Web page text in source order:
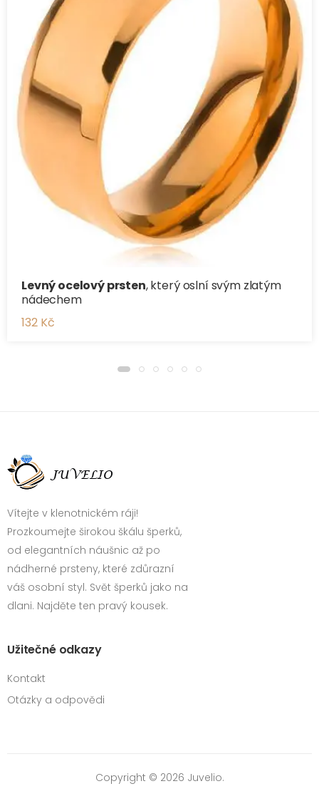
Levný ocelový prsten, který oslní svým zlatým
nádechem
132 Kč
Vítejte v klenotnickém ráji!
Prozkoumejte širokou škálu šperků,
od elegantních náušnic až po
nádherné prsteny, které zdůrazní
váš osobní styl. Svět šperků jako na
dlani. Najděte ten pravý kousek.
Užitečné odkazy
Kontakt
Otázky a odpovědi
Copyright © 2026 Juvelio.